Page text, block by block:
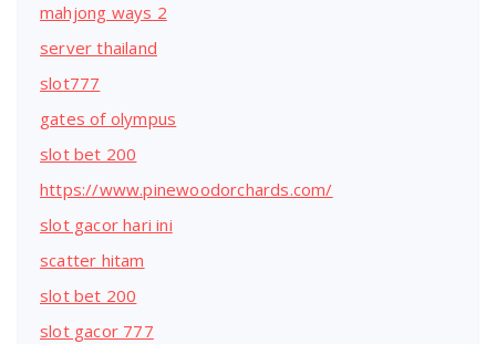
mahjong ways 2
server thailand
slot777
gates of olympus
slot bet 200
https://www.pinewoodorchards.com/
slot gacor hari ini
scatter hitam
slot bet 200
slot gacor 777